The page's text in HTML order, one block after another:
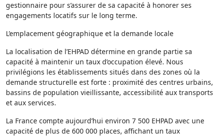
gestionnaire pour s’assurer de sa capacité à honorer ses
engagements locatifs sur le long terme.
L’emplacement géographique et la demande locale
La localisation de l’EHPAD détermine en grande partie sa
capacité à maintenir un taux d’occupation élevé. Nous
privilégions les établissements situés dans des zones où la
demande structurelle est forte : proximité des centres urbains,
bassins de population vieillissante, accessibilité aux transports
et aux services.
La France compte aujourd’hui environ 7 500 EHPAD avec une
capacité de plus de 600 000 places, affichant un taux